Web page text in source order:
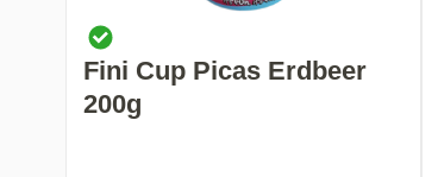
Fini Cup Picas Erdbeer
200g